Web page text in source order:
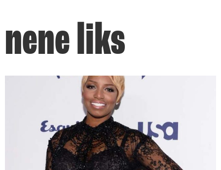
nene liks